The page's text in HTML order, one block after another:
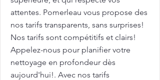
attentes. Pomerleau vous propose des
nos tarifs transparents, sans surprises!
Nos tarifs sont compétitifs et clairs!
Appelez-nous pour planifier votre
nettoyage en profondeur dès
aujourd'hui!. Avec nos tarifs